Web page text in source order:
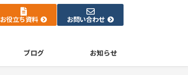
お役立ち資料 お問い合わせ
ブログ お知らせ